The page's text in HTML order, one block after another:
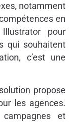
notamment
en
pour
qui souhaitent
c’est une
propose
les agences.
et